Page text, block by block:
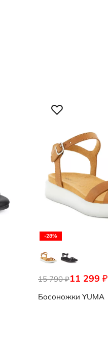
-28%
11 299 ₽
15 790₽
Босоножки YUMA